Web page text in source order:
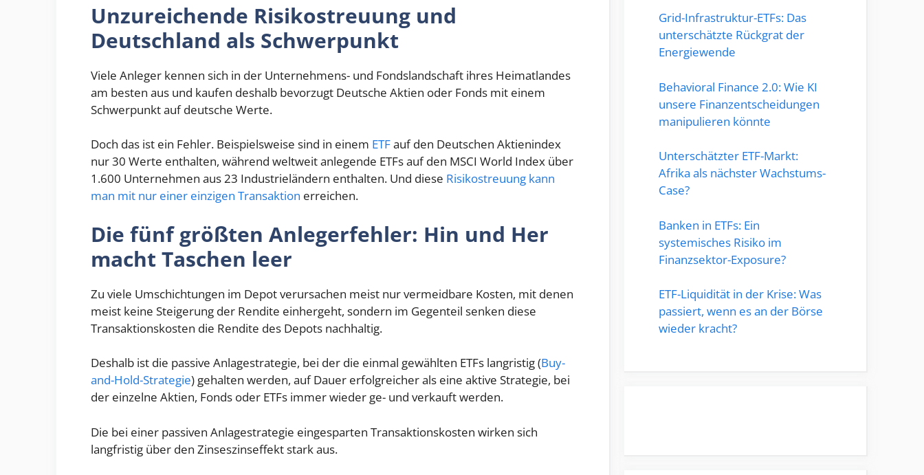
Unzureichende Risikostreuung und
Deutschland als Schwerpunkt
Viele Anleger kennen sich in der Unternehmens- und Fondslandschaft ihres Heimatlandes
am besten aus und kaufen deshalb bevorzugt Deutsche Aktien oder Fonds mit einem
Schwerpunkt auf deutsche Werte.
Doch das ist ein Fehler. Beispielsweise sind in einem ETFauf den Deutschen Aktienindex
nur 30 Werte enthalten, während weltweit anlegende ETFs auf den MSCI World Index über
1.600 Unternehmen aus 23 Industrieländern enthalten. Und diese Risikostreuung kann
man mit nur einer einzigen Transaktion erreichen.
Die fünf größten Anlegerfehler: Hin und Her
macht Taschen leer
Zu viele Umschichtungen im Depot verursachen meist nur vermeidbare Kosten, mit denen
meist keine Steigerung der Rendite einhergeht, sondern im Gegenteil senken diese
Transaktionskosten die Rendite des Depots nachhaltig.
Deshalb ist die passive Anlagestrategie, bei der die einmal gewählten ETFs langristig (Buy-
and-Hold-Strategie) gehalten werden, auf Dauer erfolgreicher als eine aktive Strategie, bei
der einzelne Aktien, Fonds oder ETFs immer wieder ge- und verkauft werden.
Die bei einer passiven Anlagestrategie eingesparten Transaktionskosten wirken sich
langfristig über den Zinseszinseffekt stark aus.
Grid-Infrastruktur-ETFs: Das
unterschätzte Rückgrat der
Energiewende
Behavioral Finance 2.0: Wie KI
unsere Finanzentscheidungen
manipulieren könnte
Unterschätzter ETF-Markt:
Afrika als nächster Wachstums-
Case?
Banken in ETFs: Ein
systemisches Risiko im
Finanzsektor-Exposure?
ETF-Liquidität in der Krise: Was
passiert, wenn es an der Börse
wieder kracht?